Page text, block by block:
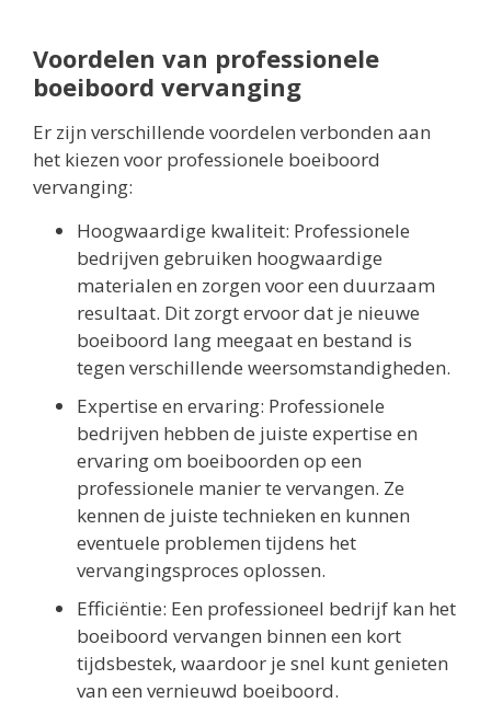
Voordelen van professionele
boeiboord vervanging
Er zijn verschillende voordelen verbonden aan
het kiezen voor professionele boeiboord
vervanging:
Hoogwaardige kwaliteit: Professionele
bedrijven gebruiken hoogwaardige
materialen en zorgen voor een duurzaam
resultaat. Dit zorgt ervoor dat je nieuwe
boeiboord lang meegaat en bestand is
tegen verschillende weersomstandigheden.
Expertise en ervaring: Professionele
bedrijven hebben de juiste expertise en
ervaring om boeiboorden op een
professionele manier te vervangen. Ze
kennen de juiste technieken en kunnen
eventuele problemen tijdens het
vervangingsproces oplossen.
Efficiëntie: Een professioneel bedrijf kan het
boeiboord vervangen binnen een kort
tijdsbestek, waardoor je snel kunt genieten
van een vernieuwd boeiboord.